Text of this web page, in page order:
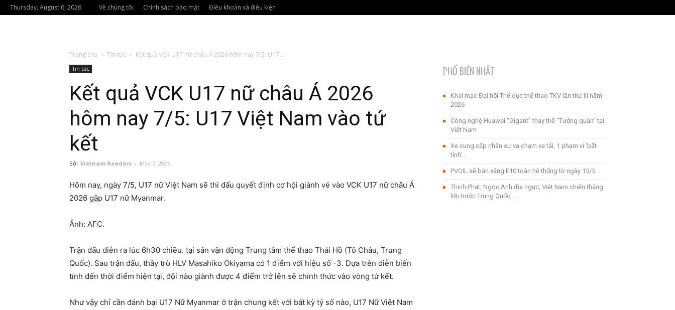
Thursday, August 6, 2026 Về chúng tôi Chính sách bảo mật Điều khoản và điều kiện
Trang chủ Tin tức Kết quả VCK U17 nữ châu Á 2026 hôm nay 7/5: U17...
Tin tức
Kết quả VCK U17 nữ châu Á 2026
hôm nay 7/5: U17 Việt Nam vào tứ
kết
Bởi Vietnam Readers - May 7, 2026
Hôm nay, ngày 7/5, U17 nữ Việt Nam sẽ thi đấu quyết định cơ hội giành vé vào VCK U17 nữ châu Á
2026 gặp U17 nữ Myanmar.
Ảnh: AFC.
Trận đấu diễn ra lúc 6h30 chiều. tại sân vận động Trung tâm thể thao Thái Hồ (Tô Châu, Trung
Quốc). Sau trận đấu, thầy trò HLV Masahiko Okiyama có 1 điểm với hiệu số -3. Dựa trên diễn biến
tính đến thời điểm hiện tại, đội nào giành được 4 điểm trở lên sẽ chính thức vào vòng tứ kết.
Như vậy chỉ cần đánh bại U17 Nữ Myanmar ở trận chung kết với bất kỳ tỷ số nào, U17 Nữ Việt Nam
PHỔ BIẾN NHẤT
Khai mạc Đại hội Thể dục thể thao TKV lần thứ III năm
2026
Công nghệ Huawei “Gigant” thay thế “Tướng quân” tại
Việt Nam
Xe cung cấp nhân sự va chạm xe tải, 1 phạm vi ‘bất
tỉnh’...
PVOIL sẽ bán xăng E10 toàn hệ thống từ ngày 15/5
Thinh Phat, Ngoc Anh địa ngục, Việt Nam chiến thắng
lớn trước Trung Quốc,...